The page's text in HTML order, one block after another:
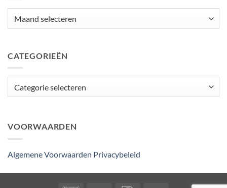
CATEGORIEËN
VOORWAARDEN
Algemene Voorwaarden Privacybeleid